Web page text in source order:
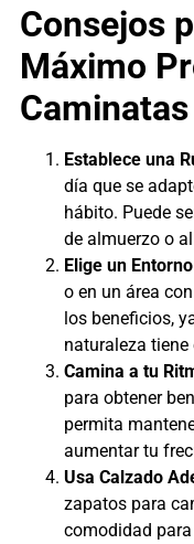
Consejos
Máximo
Caminatas
Establece una
día que se
hábito. Puede
de almuerzo o
Elige un
o en un área
los beneficios,
naturaleza
Camina a tu
para obtener
permita
aumentar tu
Usa Calzado
zapatos para
comodidad